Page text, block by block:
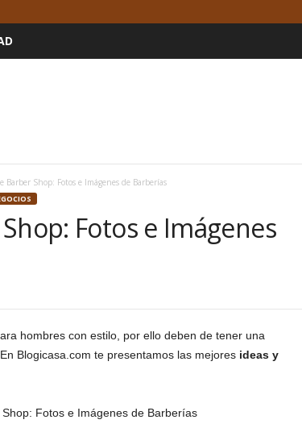
Barber Shop: Fotos e Imágenes de Barberías
Fotos e Imágenes
hombres con estilo, por ello deben de tener una
Blogicasa.com te presentamos las mejores ideas y